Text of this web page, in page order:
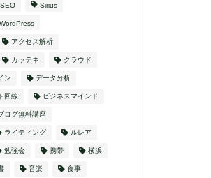
SEO Sirius
WordPress
アクセス解析
カッテネ クラウド
ン データ分析
回線 ビジネスマインド
ログ無料講座
ライティング ルレア
勉強会 携帯 横浜
音楽 食事